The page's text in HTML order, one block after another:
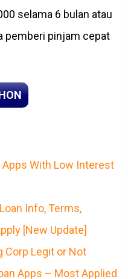
selama 6 bulan atau
pemberi pinjam cepat
Apps With Low Interest
Info, Terms,
[New Update]
Corp Legit or Not
Apps – Most Applied